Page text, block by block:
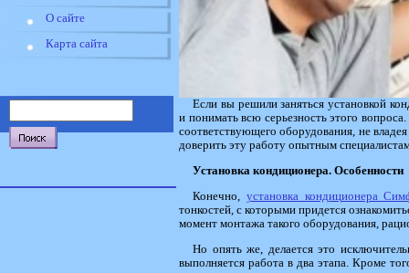
О сайте
Карта сайта
Если вы решили заняться установкой
и понимать всю серьезность этого
соответствующего оборудования, не
доверить эту работу опытным
Установка кондиционера. Особенности
Конечно, установка кондиционера
тонкостей, с которыми придется
момент монтажа такого оборудования,
Но опять же, делается это
выполняется работа в два этапа. Кроме